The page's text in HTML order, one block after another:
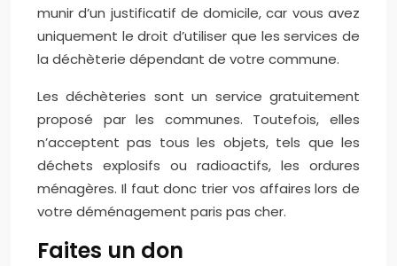
munir d’un justificatif de domicile, car vous avez
uniquement le droit d’utiliser que les services de
la déchèterie dépendant de votre commune.
Les déchèteries sont un service gratuitement
proposé par les communes. Toutefois, elles
n’acceptent pas tous les objets, tels que les
déchets explosifs ou radioactifs, les ordures
ménagères. Il faut donc trier vos affaires lors de
votre déménagement paris pas cher.
Faites un don